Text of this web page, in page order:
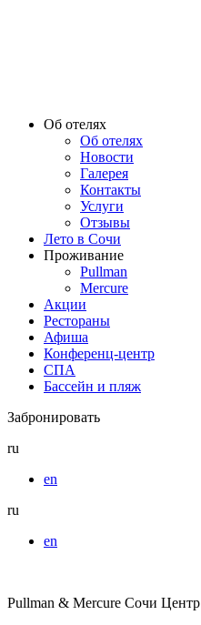
Об отелях
Об отелях
Новости
Галерея
Контакты
Услуги
Отзывы
Лето в Сочи
Проживание
Pullman
Mercure
Акции
Рестораны
Афиша
Конференц-центр
СПА
Бассейн и пляж
Забронировать
ru
en
ru
en
Pullman & Mercure Сочи Центр